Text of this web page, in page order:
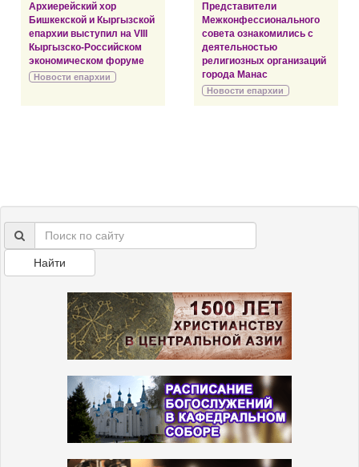
Архиерейский хор
Бишкекской и Кыргызской
епархии выступил на VIII
Кыргызско-Российском
экономическом форуме
Новости епархии
Представители
Межконфессионального
совета ознакомились с
деятельностью
религиозных организаций
города Манас
Новости епархии
Найти